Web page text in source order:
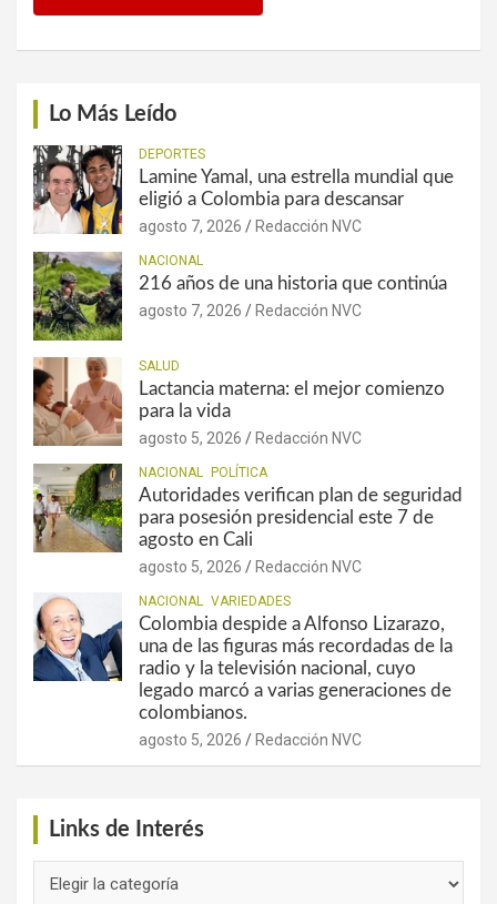
Lo Más Leído
DEPORTES
Lamine Yamal, una estrella mundial que
eligió a Colombia para descansar
agosto 7, 2026 Redacción NVC
NACIONAL
216 años de una historia que continúa
agosto 7, 2026 Redacción NVC
SALUD
Lactancia materna: el mejor comienzo
para la vida
agosto 5, 2026 Redacción NVC
NACIONAL POLÍTICA
Autoridades verifican plan de seguridad
para posesión presidencial este 7 de
agosto en Cali
agosto 5, 2026 Redacción NVC
NACIONAL VARIEDADES
Colombia despide a Alfonso Lizarazo,
una de las figuras más recordadas de la
radio y la televisión nacional, cuyo
legado marcó a varias generaciones de
colombianos.
agosto 5, 2026 Redacción NVC
Links de Interés